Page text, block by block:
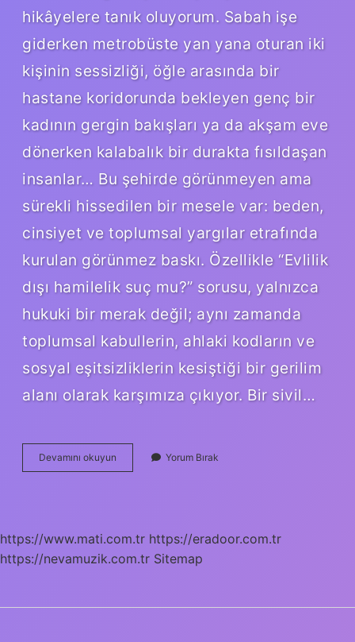
hikâyelere tanık oluyorum. Sabah işe
giderken metrobüste yan yana oturan iki
kişinin sessizliği, öğle arasında bir
hastane koridorunda bekleyen genç bir
kadının gergin bakışları ya da akşam eve
dönerken kalabalık bir durakta fısıldaşan
insanlar… Bu şehirde görünmeyen ama
sürekli hissedilen bir mesele var: beden,
cinsiyet ve toplumsal yargılar etrafında
kurulan görünmez baskı. Özellikle “Evlilik
dışı hamilelik suç mu?” sorusu, yalnızca
hukuki bir merak değil; aynı zamanda
toplumsal kabullerin, ahlaki kodların ve
sosyal eşitsizliklerin kesiştiği bir gerilim
alanı olarak karşımıza çıkıyor. Bir sivil…
Devamını okuyun
dışı
Yorum Bırak
https://www.mati.com.tr https://eradoor.com.tr
https://nevamuzik.com.tr Sitemap